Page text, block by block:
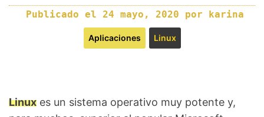
Publicado el 24 mayo, 2020 por karina
Aplicaciones Linux
Linux es un sistema operativo muy potente y,